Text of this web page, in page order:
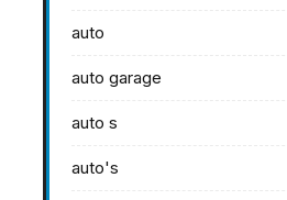
auto
auto garage
auto s
auto's